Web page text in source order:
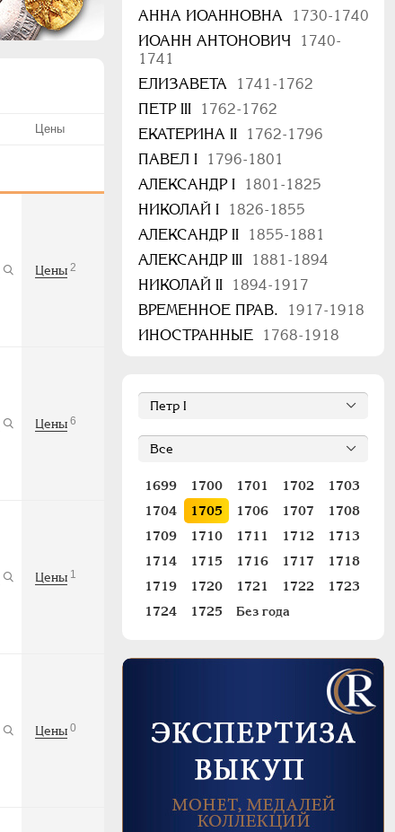
Цены
Цены 2
Цены 6
Цены 1
Цены 0
АННА ИОАННОВНА
1730-1740
ИОАНН АНТОНОВИЧ
1740-
1741
ЕЛИЗАВЕТА
1741-1762
ПЕТР III
1762-1762
ЕКАТЕРИНА II
1762-1796
ПАВЕЛ I
1796-1801
АЛЕКСАНДР I
1801-1825
НИКОЛАЙ I
1826-1855
АЛЕКСАНДР II
1855-1881
АЛЕКСАНДР III
1881-1894
НИКОЛАЙ II
1894-1917
ВРЕМЕННОЕ ПРАВ.
1917-1918
ИНОСТРАННЫЕ
1768-1918
1699 1700 1701 1702
1703
1704
1705 1706 1707
1708
1709
1710 1711 1712
1713
1714
1715 1716 1717
1718
1719
1720 1721 1722
1723
1724
1725 Без года